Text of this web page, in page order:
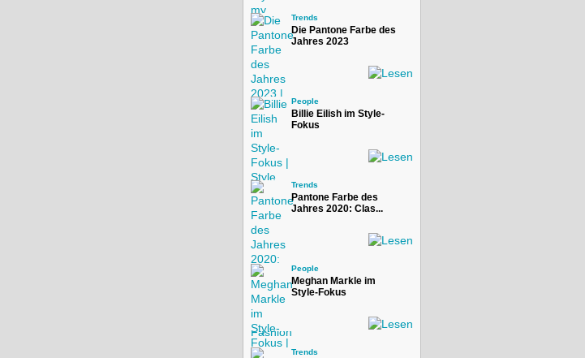
Trends
Die Pantone Farbe des
Jahres 2023
People
Billie Eilish im Style-
Fokus
Trends
Pantone Farbe des
Jahres 2020: Clas...
People
Meghan Markle im
Style-Fokus
Trends